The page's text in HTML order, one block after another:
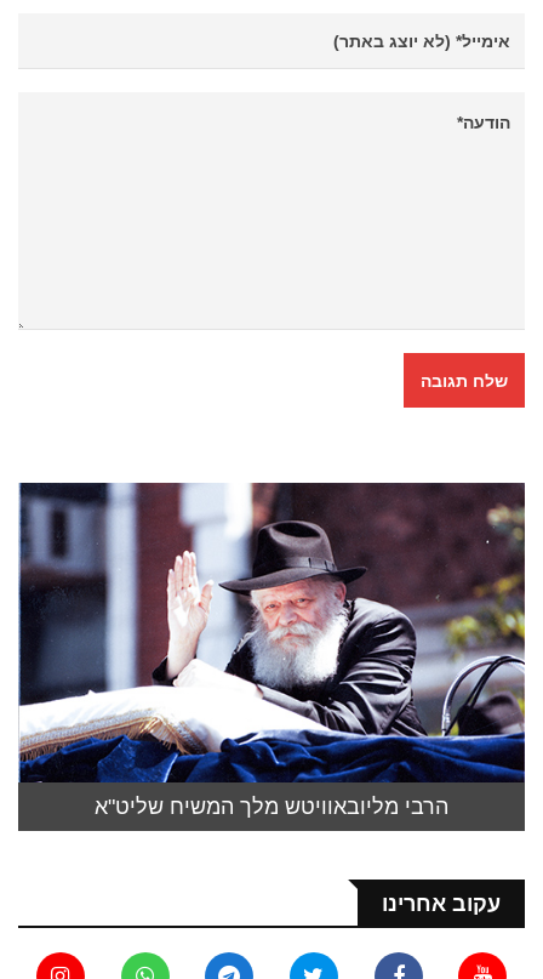
הרבי מליובאוויטש מלך המשיח שליט"א
עקוב אחרינו